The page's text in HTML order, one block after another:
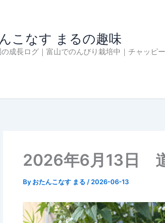
こなす まるの趣味
成長ログ｜富山でのんびり栽培中｜チャッピ
2026年6月13日
By おたんこなす まる / 2026-06-13